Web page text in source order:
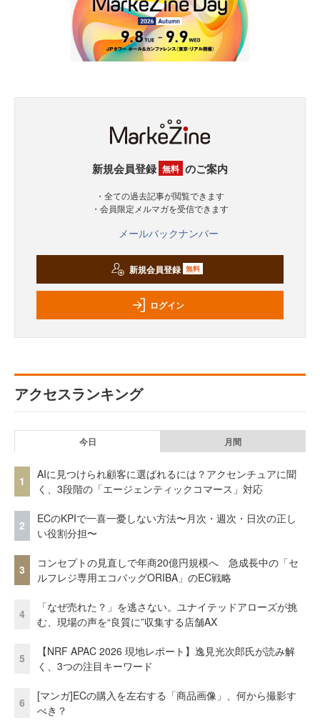
新規会員登録 無料 のご案内
・全ての過去記事が閲覧できます
・会員限定メルマガを受信できます
メールバックナンバー
新規会員登録 無料
ログイン
アクセスランキング
今日 月間
1
AIに見つけられ顧客に選ばれるには？アクセンチュアに聞
く、3段階の「エージェンティックコマース」対応
2
ECのKPIで一喜一憂しない方法〜月次・週次・日次の正し
い役割分担〜
3
コンセプトの見直しで年商20億円規模へ 急成長中の「セ
ルフレジ専用エコバッグORIBA」のEC戦略
4
「なぜ売れた？」を逃さない。ユナイテッドアローズが挑
む、現場の声を“良質に”収集する店舗AX
5
【NRF APAC 2026 現地レポート】逸見光次郎氏が読み解
く、3つの注目キーワード
6
[マンガ]ECの購入を左右する「商品画像」、何から撮影す
べき？